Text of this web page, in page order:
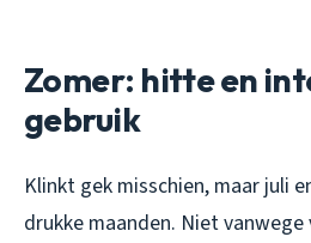
Zomer: hitte en
gebruik
Klinkt gek misschien, maar juli
drukke maanden. Niet